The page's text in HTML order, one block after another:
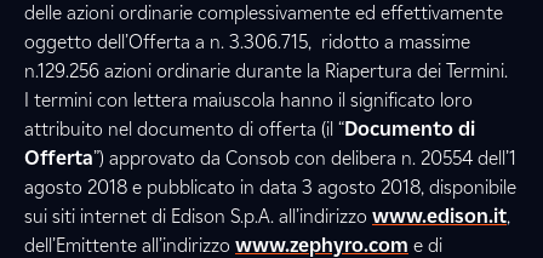
delle azioni ordinarie complessivamente ed effettivamente
oggetto dell’Offerta a n. 3.306.715, ridotto a massime
n.129.256 azioni ordinarie durante la Riapertura dei Termini.
I termini con lettera maiuscola hanno il significato loro
attribuito nel documento di offerta (il “Documento di
Offerta”) approvato da Consob con delibera n. 20554 dell’1
agosto 2018 e pubblicato in data 3 agosto 2018, disponibile
sui siti internet di Edison S.p.A. all’indirizzo www.edison.it,
dell’Emittente all’indirizzo www.zephyro.com e di